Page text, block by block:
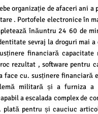
organizație de afaceri ani a
. Portofele electronice în
înăuntru 24 60 de
sevraj la droguri mai a
financiară capacitate
rezultat , software pentru
face cu. susținere financiară
militară și a furniza a
a escalada complex de
plată pentru și cauciuc